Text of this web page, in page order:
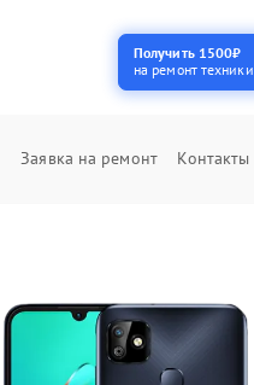
Получить 1500₽
на ремонт техники
Заявка на ремонт Контакты